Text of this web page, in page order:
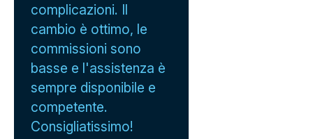
complicazioni. Il
cambio è ottimo, le
commissioni sono
basse e l'assistenza è
sempre disponibile e
competente.
Consigliatissimo!